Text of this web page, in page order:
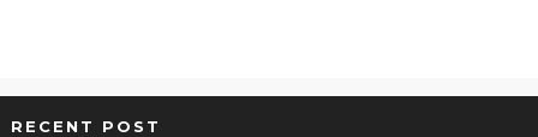
RECENT POST